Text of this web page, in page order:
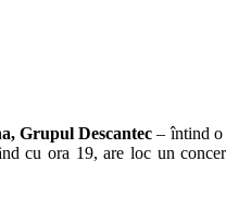
Grupul Descantec – întind o
cu ora 19, are loc un